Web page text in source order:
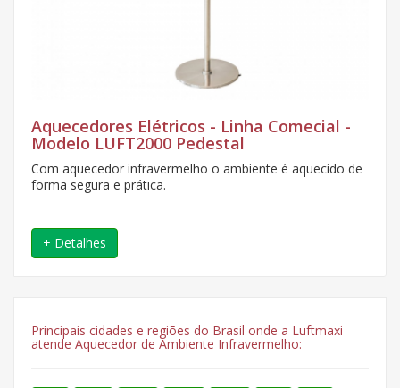
Aquecedores Elétricos - Linha Comecial -
Modelo LUFT2000 Pedestal
Com aquecedor infravermelho o ambiente é aquecido de
forma segura e prática.
+ Detalhes
Principais cidades e regiões do Brasil onde a Luftmaxi
atende Aquecedor de Ambiente Infravermelho: